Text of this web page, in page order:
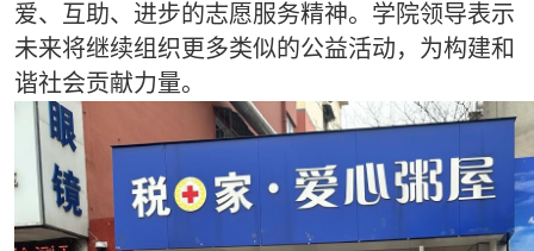
爱、互助、进步的志愿服务精神。学院领导表示
未来将继续组织更多类似的公益活动，为构建和
谐社会贡献力量。